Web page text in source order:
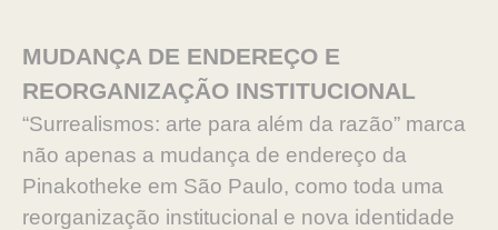
MUDANÇA DE ENDEREÇO E
REORGANIZAÇÃO INSTITUCIONAL
“Surrealismos: arte para além da razão” marca
não apenas a mudança de endereço da
Pinakotheke em São Paulo, como toda uma
reorganização institucional e nova identidade